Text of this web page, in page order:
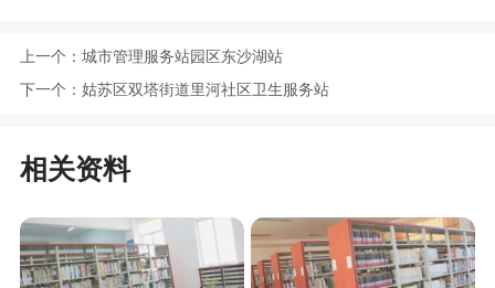
上一个： 城市管理服务站园区东沙湖站
下一个： 姑苏区双塔街道里河社区卫生服务站
相关资料